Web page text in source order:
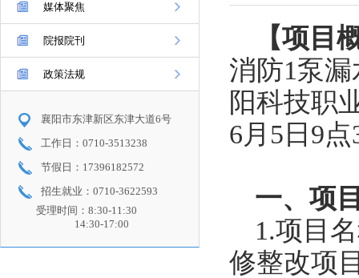
媒体聚焦
院报院刊
政策法规
襄阳市东津新区东津大道6号
工作日：0710-3513238
节假日：17396182572
招生就业：0710-3622593
受理时间：8:30-11:30
14:30-17:00
【项目
消防1泵
阳科技职
6月5日9
一、项
1.项目
修整改项